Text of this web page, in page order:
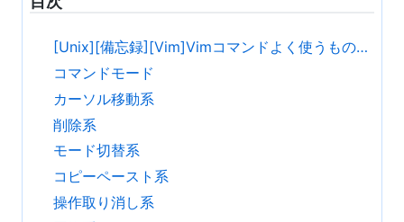
[Unix][備忘録][Vim]Vimコマンドよく使うものと覚えたいコマンドまとめ
コマンドモード
カーソル移動系
削除系
モード切替系
コピーペースト系
操作取り消し系